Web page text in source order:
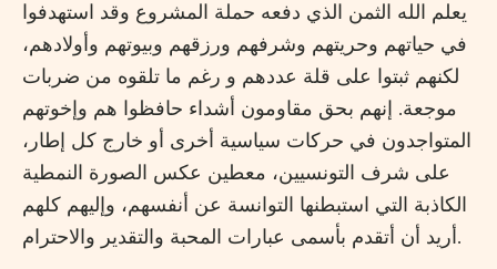
يعلم الله الثمن الذي دفعه حملة المشروع وقد استهدفوا
في حياتهم وحريتهم وشرفهم ورزقهم وبيوتهم وأولادهم،
لكنهم ثبتوا على قلة عددهم و رغم ما تلقوه من ضربات
موجعة. إنهم بحق مقاومون أشداء حافظوا هم وإخوتهم
المتواجدون في حركات سياسية أخرى أو خارج كل إطار،
على شرف التونسيين، معطين عكس الصورة النمطية
الكاذبة التي استبطنها التوانسة عن أنفسهم، وإليهم كلهم
أريد أن أتقدم بأسمى عبارات المحبة والتقدير والاحترام.